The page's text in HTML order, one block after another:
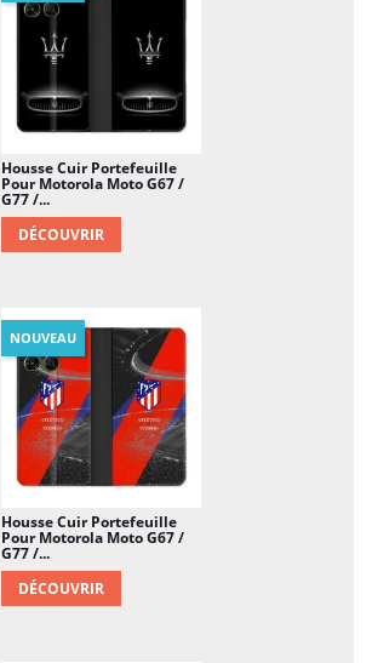
Housse Cuir Portefeuille
Pour Motorola Moto G67 /
G77 /...
DÉCOUVRIR
Housse Cuir Portefeuille
Pour Motorola Moto G67 /
G77 /...
DÉCOUVRIR
NOUVEAU